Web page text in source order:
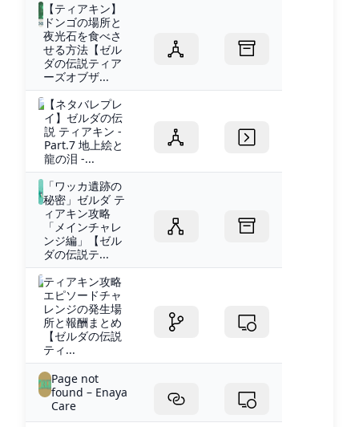
【ティアキン】
ドンゴの場所と
夜光石を食べさ
せる方法【ゼル
ダの伝説ティア
ーズオブザ...
【ネタバレプレ
イ】ゼルダの伝
説 ティアキン -
Part.7 地上絵と
龍の泪 -...
「ワッカ遺跡の
秘密」ゼルダ テ
ィアキン攻略
「メインチャレ
ンジ編」【ゼル
ダの伝説テ...
ティアキン攻略
エピソードチャ
レンジの発生場
所と報酬まとめ
【ゼルダの伝説
ティ...
Page not
found – Enaya
Care